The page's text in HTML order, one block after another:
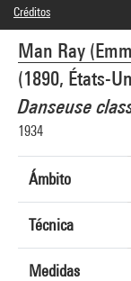
Man Ray
(1890, États-
Danseuse
1934
Ámbito
Técnica
Medidas
Créditos
© Man Ray Trust /
Créditos fotográficos :
GrandPalaisRmn
Referencia de la imagen
Difusión de la imagen :